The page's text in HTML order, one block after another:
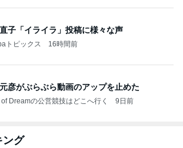
子「イライラ」投稿に様々な声
トピックス 16時間前
彦がぶらぶら動画のアップを止めた
Dreamの公営競技はどこへ行く 9日前
ング